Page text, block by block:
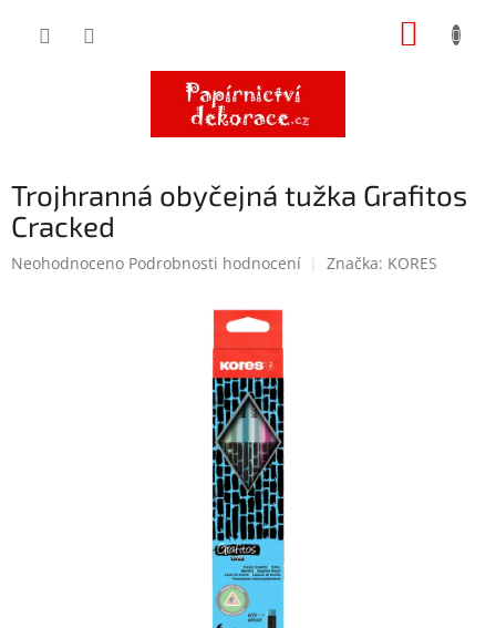
Trojhranná obyčejná tužka Grafitos
Cracked
Průměrné
Neohodnoceno Podrobnosti hodnocení Značka: KORES